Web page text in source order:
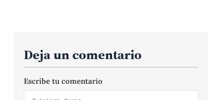
Deja un comentario
Escribe tu comentario